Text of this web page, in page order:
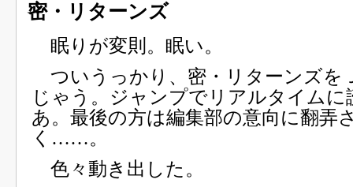
密・リターンズ
眠りが変則。眠い。
ついうっかり、密・リターンズを
じゃう。ジャンプでリアルタイムに
あ。最後の方は編集部の意向に翻弄
く……。
色々動き出した。